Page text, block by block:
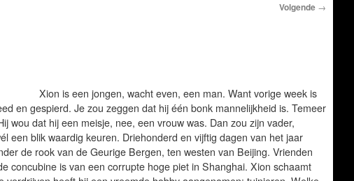
Volgende →
Xion is een jongen, wacht even, een man. Want vorige week is
en gespierd. Je zou zeggen dat hij één bonk mannelijkheid is. Temeer
wou dat hij een meisje, nee, een vrouw was. Dan zou zijn vader,
een blik waardig keuren. Driehonderd en vijftig dagen van het jaar
de rook van de Geurige Bergen, ten westen van Beijing. Vrienden
concubine is van een corrupte hoge piet in Shanghai. Xion schaamt